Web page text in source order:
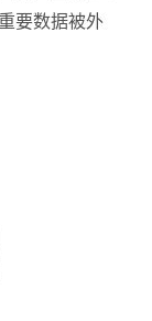
要数据被外